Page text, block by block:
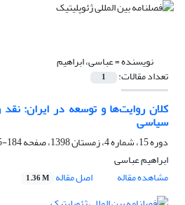
نویسنده =عباسی، ابراهیم
تعداد مقالات: 1
کلان روایت‌ها و توسعه در ایران:
سیاسی
دوره 15، شماره 4، زمستان 1398، صفحه
184-205
ابراهیم عباسی
مشاهده مقاله
اصل مقاله 1.36 M